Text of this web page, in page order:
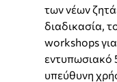
των νέων
διαδικασία,
workshops
εντυπωσιακό
υπεύθυνη